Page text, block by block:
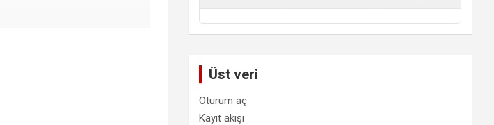
Üst veri
Oturum aç
Kayıt akışı